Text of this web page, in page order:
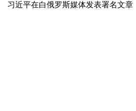
习近平在白俄罗斯媒体发表署名文章